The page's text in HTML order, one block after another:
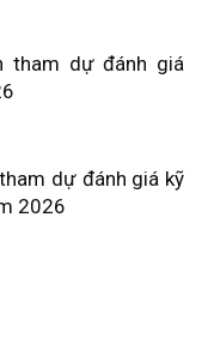
tham dự đánh giá
dự đánh giá kỹ
2026